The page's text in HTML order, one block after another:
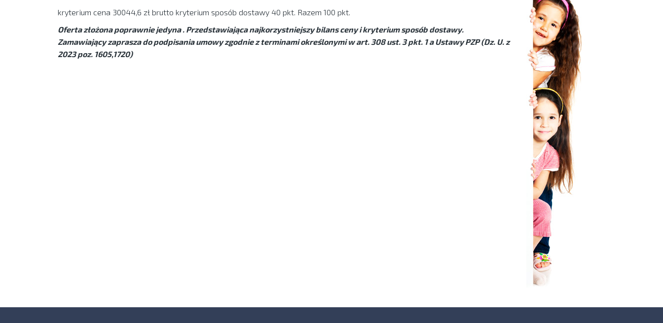
kryterium cena 30044,6 zł brutto kryterium sposób dostawy 40 pkt. Razem 100 pkt.
Oferta złożona poprawnie jedyna . Przedstawiająca najkorzystniejszy bilans ceny i kryterium sposób dostawy.
Zamawiający zaprasza do podpisania umowy zgodnie z terminami określonymi w art. 308 ust. 3 pkt. 1 a Ustawy PZP (Dz. U. z
2023 poz. 1605,1720)